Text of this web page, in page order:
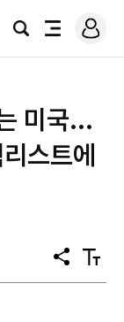
검
전
로
그
미국...
스트에
공
유
텍
스